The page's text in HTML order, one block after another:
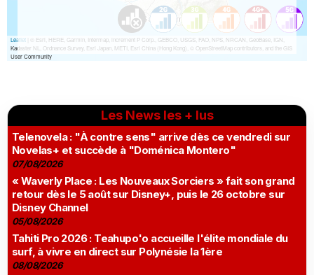
Les News les + lus
Telenovela : "À contre sens" arrive dès ce vendredi sur
Novelas+ et succède à "Doménica Montero"
07/08/2026
« Waverly Place : Les Nouveaux Sorciers » fait son grand
retour dès le 5 août sur Disney+, puis le 26 octobre sur
Disney Channel
05/08/2026
Tahiti Pro 2026 : Teahupo'o accueille l'élite mondiale du
surf, à vivre en direct sur Polynésie la 1ère
08/08/2026